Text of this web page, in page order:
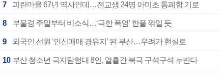
7 피란마을 67년 역사인데…전교생 24명 아미초 통폐합 기로
8 부울경 주말부터 비소식…‘극한 폭염’ 한풀 꺾일 듯
9 외국인 선원 ‘인신매매 경유지’ 된 부산…우려가 현실로
10 부산 청소년 극지탐험대 8인, 열흘간 북극 구석구석 누빈다